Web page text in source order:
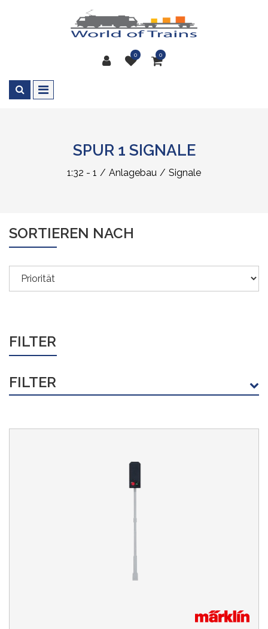
0 0
SPUR 1 SIGNALE
1:32 - 1 Anlagebau Signale
SORTIEREN NACH
FILTER
FILTER